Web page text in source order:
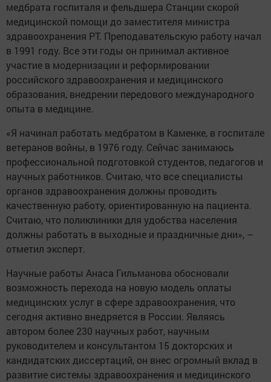
медбрата госпиталя и фельдшера Станции скорой
медицинской помощи до заместителя министра
здравоохранения РТ. Преподавательскую работу начал
в 1991 году. Все эти годы он принимал активное
участие в модернизации и реформировании
российского здравоохранения и медицинского
образования, внедрении передового международного
опыта в медицине.
«Я начинал работать медбратом в Каменке, в госпитале
ветеранов войны, в 1976 году. Сейчас занимаюсь
профессиональной подготовкой студентов, педагогов и
научных работников. Считаю, что все специалисты
органов здравоохранения должны проводить
качественную работу, ориентированную на пациента.
Считаю, что поликлиники для удобства населения
должны работать в выходные и праздничные дни», –
отметил эксперт.
Научные работы Анаса Гильманова обосновали
возможность перехода на новую модель оплаты
медицинских услуг в сфере здравоохранения, что
сегодня активно внедряется в России. Являясь
автором более 230 научных работ, научным
руководителем и консультантом 15 докторских и
кандидатских диссертаций, он внес огромный вклад в
развитие системы здравоохранения и медицинского